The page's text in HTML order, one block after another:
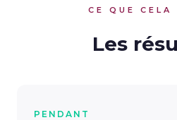
CE QUE CELA
Les
PENDANT